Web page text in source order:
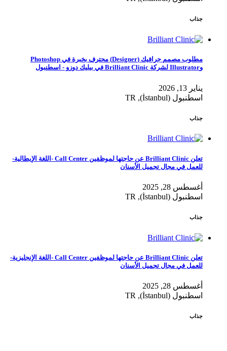
جذاب
مطلوب مصمم جرافيك (Designer) محترف بخبرة في Photoshop
وIllustrator لشركة Brilliant Clinic في بيليك دوزو - اسطنبول
يناير 13, 2026
اسطنبول (İstanbul), TR
جذاب
تعلن Brilliant Clinic عن حاجتها لموظفين Call Center -اللغة الإيطالية-
للعمل في مجال تجميل الأسنان
أغسطس 28, 2025
اسطنبول (İstanbul), TR
جذاب
تعلن Brilliant Clinic عن حاجتها لموظفين Call Center -اللغة الإنجليزية-
للعمل في مجال تجميل الأسنان
أغسطس 28, 2025
اسطنبول (İstanbul), TR
جذاب